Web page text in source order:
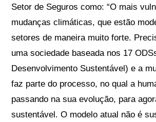
Setor de Seguros como: “O mais
mudanças climáticas, que estão
setores de maneira muito forte.
uma sociedade baseada nos 17
Desenvolvimento Sustentável) e a
faz parte do processo, no qual a
passando na sua evolução, para
sustentável. O modelo atual não é